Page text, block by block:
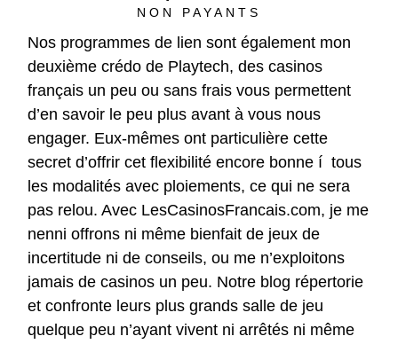
NON PAYANTS
Nos programmes de lien sont également mon
deuxième crédo de Playtech, des casinos
français un peu ou sans frais vous permettent
d’en savoir le peu plus avant à vous nous
engager. Eux-mêmes ont particulière cette
secret d’offrir cet flexibilité encore bonne í tous
les modalités avec ploiements, ce qui ne sera
pas relou. Avec LesCasinosFrancais.com, je me
nenni offrons ni même bienfait de jeux de
incertitude ni de conseils, ou me n’exploitons
jamais de casinos un peu. Notre blog répertorie
et confronte leurs plus grands salle de jeu
quelque peu n’ayant vivent ni arrêtés ni même